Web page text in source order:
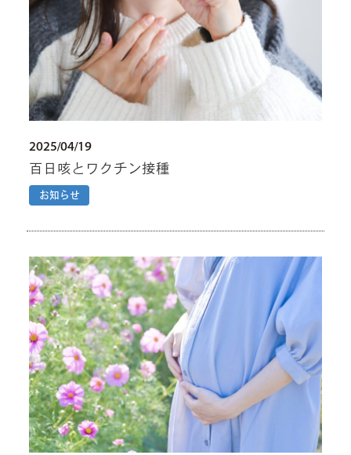
2025/04/19
百日咳とワクチン接種
お知らせ